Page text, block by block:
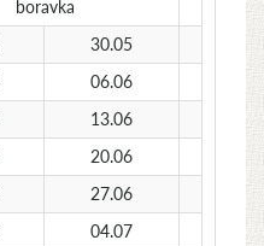
boravka
30.05
06.06
13.06
20.06
27.06
04.07